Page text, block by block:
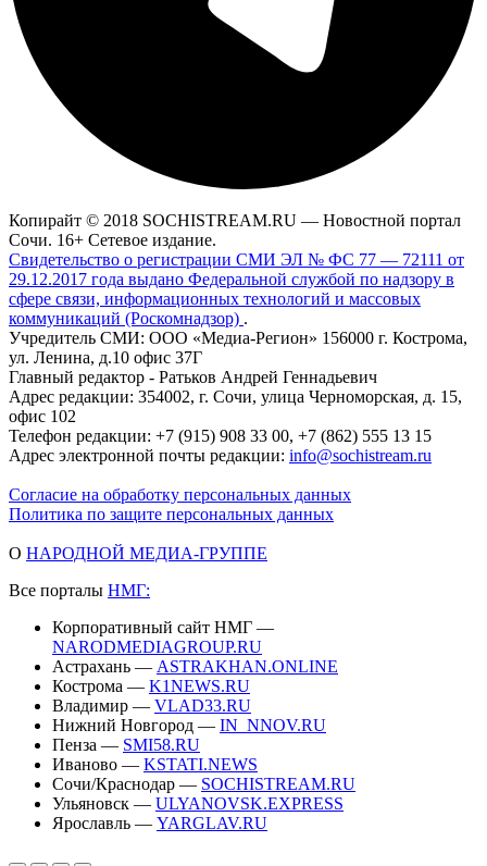
Копирайт © 2018 SOCHISTREAM.RU — Новостной портал
Сочи. 16+ Сетевое издание.
Свидетельство о регистрации СМИ ЭЛ № ФС 77 — 72111 от
29.12.2017 года выдано Федеральной службой по надзору в
сфере связи, информационных технологий и массовых
коммуникаций (Роскомнадзор) .
Учредитель СМИ: ООО «Медиа-Регион» 156000 г. Кострома,
ул. Ленина, д.10 офис 37Г
Главный редактор - Ратьков Андрей Геннадьевич
Адрес редакции: 354002, г. Сочи, улица Черноморская, д. 15,
офис 102
Телефон редакции: +7 (915) 908 33 00, +7 (862) 555 13 15
Адрес электронной почты редакции: info@sochistream.ru
Согласие на обработку персональных данных
Политика по защите персональных данных
О НАРОДНОЙ МЕДИА-ГРУППЕ
Все порталы НМГ:
Корпоративный сайт НМГ —
NARODMEDIAGROUP.RU
Астрахань — ASTRAKHAN.ONLINE
Кострома — K1NEWS.RU
Владимир — VLAD33.RU
Нижний Новгород — IN_NNOV.RU
Пенза — SMI58.RU
Иваново — KSTATI.NEWS
Сочи/Краснодар — SOCHISTREAM.RU
Ульяновск — ULYANOVSK.EXPRESS
Ярославль — YARGLAV.RU